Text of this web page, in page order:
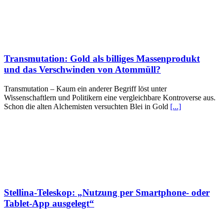
Transmutation: Gold als billiges Massenprodukt
und das Verschwinden von Atommüll?
Transmutation – Kaum ein anderer Begriff löst unter
Wissenschaftlern und Politikern eine vergleichbare Kontroverse aus.
Schon die alten Alchemisten versuchten Blei in Gold [...]
Stellina-Teleskop: „Nutzung per Smartphone- oder
Tablet-App ausgelegt“